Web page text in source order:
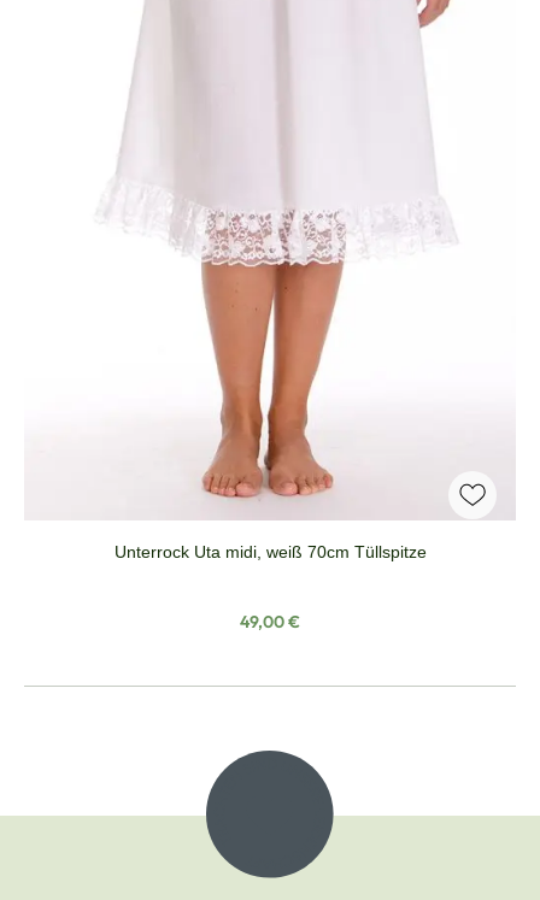
Unterrock Uta midi, weiß 70cm Tüllspitze
Regulärer Preis:
49,00 €